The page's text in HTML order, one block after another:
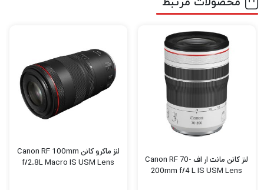
لنز کانن مانت ار اف Canon RF 70-
200mm f/4 L IS USM Lens
لنز ماکرو کانن Canon RF 100mm
f/2.8L Macro IS USM Lens